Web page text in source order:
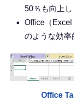
50％も向上し
Office（
のような効率
Office